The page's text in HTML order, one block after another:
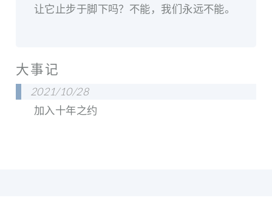
让它止步于脚下吗？不能，我们永远不能。
大事记
2021/10/28
加入十年之约